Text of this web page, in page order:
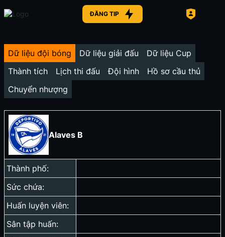
ĐĂNG TIP
Dữ liệu đội bóng Dữ liệu giải đấu
Dữ liệu Cup
Thành tích
Lịch thi đấu Đội hình
Hồ sơ cầu thủ
Chuyển nhượng
Alaves B
Thành phố:
Sức chứa:
Huấn luyện viên:
Sân tập huấn: